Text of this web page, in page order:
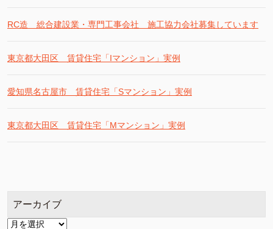
RC造 総合建設業・専門工事会社 施工協力会社募集しています
東京都大田区 賃貸住宅「Iマンション」実例
愛知県名古屋市 賃貸住宅「Sマンション」実例
東京都大田区 賃貸住宅「Mマンション」実例
アーカイブ
ア